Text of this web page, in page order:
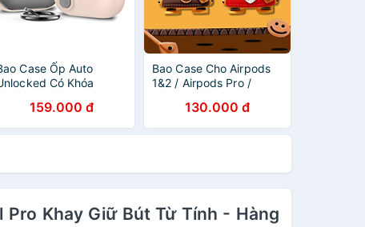
Case Ốp Auto
Có Khóa
Nghe cho Samsung
Buds 3 / Buds 3
159.000 đ
Bao Case Cho Airpods
1&2 / Airpods Pro /
Hàng Chính Hãng
130.000 đ
Khay Giữ Bút Từ Tính - Hàng